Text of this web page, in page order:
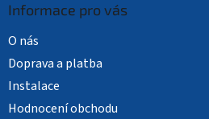
Informace pro vás
O nás
Doprava a platba
Instalace
Hodnocení obchodu